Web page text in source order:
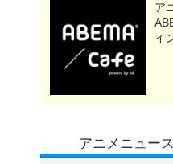
ア
イ
アニメニュー